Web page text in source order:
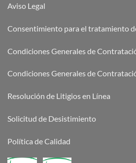
Aviso Legal
Consentimiento para el tratamiento
Condiciones Generales de
Condiciones Generales de
Resolución de Litigios en Línea
Solicitud de Desistimiento
Política de Calidad